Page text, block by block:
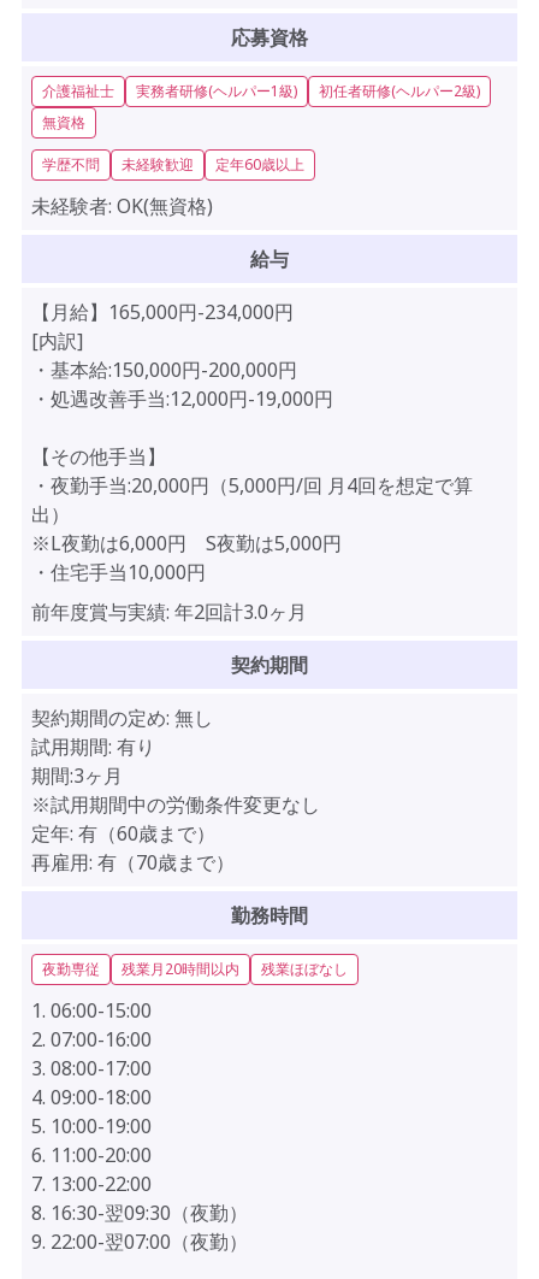
応募資格
介護福祉士 実務者研修(ヘルパー1級)
初任者研修(ヘルパー2級)
無資格
学歴不問 未経験歓迎 定年60歳以上
未経験者: OK(無資格)
給与
【月給】165,000円-234,000円
[内訳]
・基本給:150,000円-200,000円
・処遇改善手当:12,000円-19,000円
【その他手当】
・夜勤手当:20,000円（5,000円/回 月4回を想定で算
出）
※L夜勤は6,000円 S夜勤は5,000円
・住宅手当10,000円
前年度賞与実績: 年2回計3.0ヶ月
契約期間
契約期間の定め: 無し
試用期間: 有り
期間:3ヶ月
※試用期間中の労働条件変更なし
定年: 有（60歳まで）
再雇用: 有（70歳まで）
勤務時間
夜勤専従 残業月20時間以内 残業ほぼなし
1. 06:00-15:00
2. 07:00-16:00
3. 08:00-17:00
4. 09:00-18:00
5. 10:00-19:00
6. 11:00-20:00
7. 13:00-22:00
8. 16:30-翌09:30（夜勤）
9. 22:00-翌07:00（夜勤）